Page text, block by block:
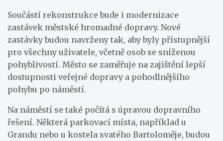
Součástí rekonstrukce bude i modernizace
zastávek městské hromadné dopravy. Nové
zastávky budou navrženy tak, aby byly přístupnější
pro všechny uživatele, včetně osob se sníženou
pohyblivostí. Město se zaměřuje na zajištění lepší
dostupnosti veřejné dopravy a pohodlnějšího
pohybu po náměstí.
Na náměstí se také počítá s úpravou dopravního
řešení. Některá parkovací místa, například u
Grandu nebo u kostela svatého Bartoloměje, budou